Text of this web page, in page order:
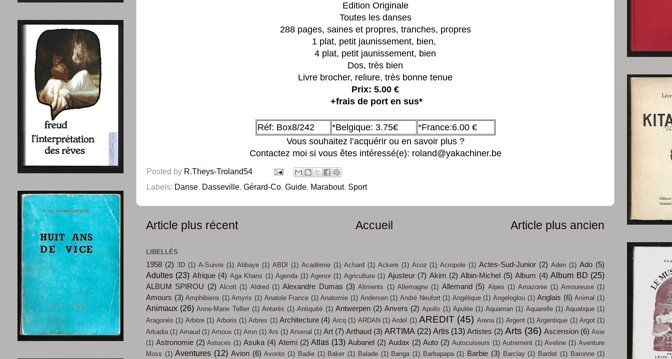
Edition Originale
Toutes les danses
288 pages, saines et propres, tranches, propres
1 plat, petit jaunissement, bien,
4 plat, petit jaunissement, bien
Dos, très bien
Livre brocher, reliure, très bonne tenue
Prix: 5.00 €
+frais de port en sus*
Réf: Box8/242 *Belgique: 3.75€
*France:6.00 €
Vous souhaitez l’acquérir ou en savoir plus ?
Contactez moi si vous êtes intéressé(e): roland@yakachiner.be
Posted by R.Theys-Troland54
Labels: Danse, Dasseville, Gérard-Co, Guide, Marabout, Sport
Article plus récent Article plus ancien
Accueil
LIBELLÉS
1958 (2) 3D (1) A-Suivre (1) Abbaye (1) ABDI (1) Académie (1) Achard (1) Ackere (1) Acoz (1) Acropole (1) Actes-Sud-Junior (2) Aden (1) Ado (5)
Adultes (23) Afrique (4) Aga Khans (1) Agenda (1) Agenor (1) Agriculture (1) Ajusteur (7) Akim (2) Albin-Michel (5) Album (4) Album BD (25)
ALBUM SPIROU (2) Alcott (1) Aldred (1) Alexandre Dumas (3) Aliments (1) Allemagne (1) Allemand (5) Alpes (1) Amazonie (1) Amoureuse (1)
Amours (3) Amphibiens (1) Amyris (1) Anatole France (1) Anatomie (1) Andersen (1) André Neufort (1) Angélique (1) Angeloglou (1) Anglais (6) Animal (1)
Animaux (26) Anne-Marie Tellier (1) Antarès (1) Antiquité (1) Antwerpen (2) Anvers (2) Apollo (1) Apulée (1) Aquaman (1) Aquarelle (1) Aquatique (1)
Aragonés (1) Arbitre (1) Arboris (1) Arbres (1) Architecture (4) Arcq (1) ARDAN (1) Ardel (1) AREDIT (45) Arena (1) Argent (1) Argentique (1) Argot (1)
Arkadia (1) Arnaud (1) Arnoux (1) Aron (1) Ars (1) Arsenal (1) Art (7) Arthaud (3) ARTIMA (22) Artis (13) Artistes (2) Arts (36) Ascension (6) Asie
(1) Astronomie (2) Astuces (1) Asuka (4) Atemi (2) Atlas (13) Aubanel (2) Audax (2) Auto (2) Autocuiseurs (1) Autrement (1) Aveline (1) Aventure
Moss (1) Aventures (12) Avion (6) Avonto (1) Badie (1) Baker (1) Balade (1) Banga (1) Barbapapa (1) Barbie (3) Barclay (1) Bardet (1) Baronne (1)